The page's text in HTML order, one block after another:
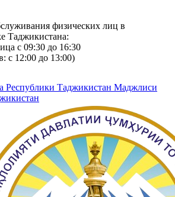
физических лиц в
Таджикистана:
с 09:30 до 16:30
с 12:00 до 13:00)
Республики Таджикистан Маджлиси